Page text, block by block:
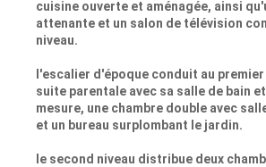
cuisine ouverte et aménagée, ainsi
attenante et un salon de télévision
niveau.
l'escalier d'époque conduit au
suite parentale avec sa salle de bain
mesure, une chambre double avec
et un bureau surplombant le jardin.
le second niveau distribue deux